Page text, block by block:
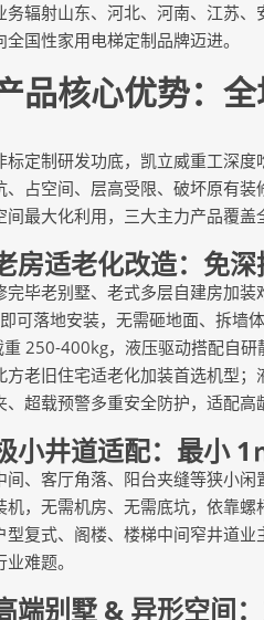
务辐射山东、河北、河南、江苏
国性家用电梯定制品牌迈进。
核心优势：全
制研发功底，凯立威重工深度
占空间、层高受限、破坏原有
最大化利用，三大主力产品覆盖
适老化改造：免深
老别墅、老式多层自建房加装
可落地安装，无需砸地面、拆墙
250-400kg，液压驱动搭配自
方老旧住宅适老化加装首选机型
超载预警多重安全防护，适配高
井道适配：最小 1
客厅角落、阳台夹缝等狭小闲
机，无需机房、无需底坑，依靠
型复式、阁楼、楼梯中间窄井道
难题。
别墅 & 异形空间：